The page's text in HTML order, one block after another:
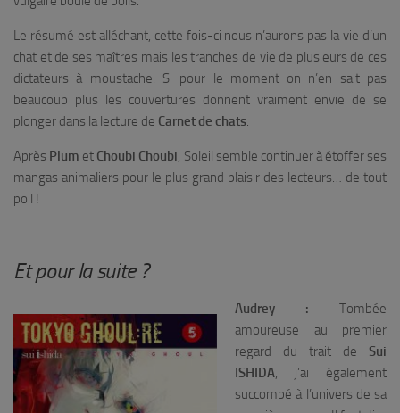
Le résumé est alléchant, cette fois-ci nous n’aurons pas la vie d’un
chat et de ses maîtres mais les tranches de vie de plusieurs de ces
dictateurs à moustache. Si pour le moment on n’en sait pas
beaucoup plus les couvertures donnent vraiment envie de se
plonger dans la lecture de Carnet de chats.
Après Plum et Choubi Choubi, Soleil semble continuer à étoffer ses
mangas animaliers pour le plus grand plaisir des lecteurs… de tout
poil !
Et pour la suite ?
Audrey : Tombée
amoureuse au premier
regard du trait de Sui
ISHIDA, j’ai également
succombé à l’univers de sa